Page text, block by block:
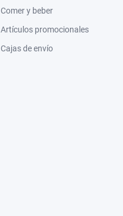
Comer y beber
Artículos promocionales
Cajas de envío